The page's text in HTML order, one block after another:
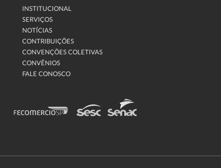
INSTITUCIONAL
SERVIÇOS
NOTÍCIAS
CONTRIBUIÇÕES
CONVENÇÕES COLETIVAS
CONVÊNIOS
FALE CONOSCO